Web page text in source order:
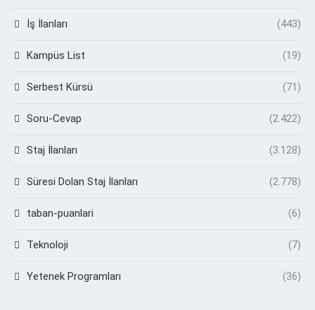
İş İlanları (443)
Kampüs List (19)
Serbest Kürsü (71)
Soru-Cevap (2.422)
Staj İlanları (3.128)
Süresi Dolan Staj İlanları (2.778)
taban-puanlari (6)
Teknoloji (7)
Yetenek Programları (36)